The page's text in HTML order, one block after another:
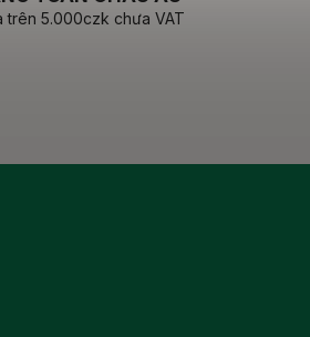
trên 5.000czk chưa VAT